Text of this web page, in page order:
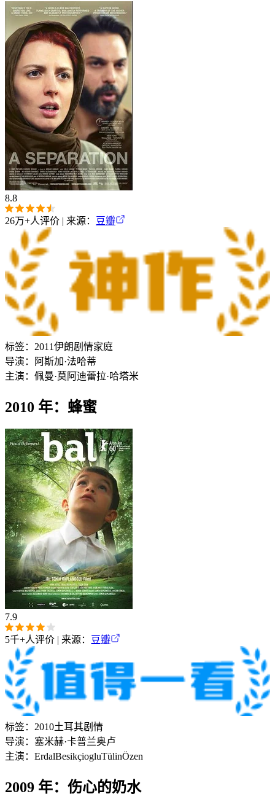
8.8
26万+人评价 | 来源： 豆瓣
标签： 2011伊朗剧情家庭
导演：
阿斯加·法哈蒂
主演： 佩曼·莫阿迪蕾拉·哈塔米
2010 年：蜂蜜
7.9
5千+人评价 | 来源： 豆瓣
标签： 2010土耳其剧情
导演： 塞米赫·卡普兰奥卢
主演： ErdalBesikçiogluTülinÖzen
2009 年：伤心的奶水